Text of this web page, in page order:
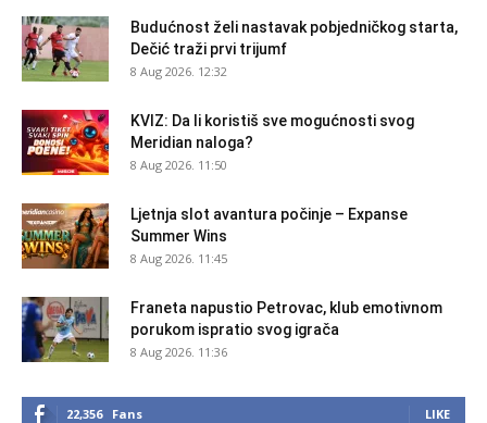
Budućnost želi nastavak pobjedničkog starta,
Dečić traži prvi trijumf
8 Aug 2026. 12:32
KVIZ: Da li koristiš sve mogućnosti svog
Meridian naloga?
8 Aug 2026. 11:50
Ljetnja slot avantura počinje – Expanse
Summer Wins
8 Aug 2026. 11:45
Franeta napustio Petrovac, klub emotivnom
porukom ispratio svog igrača
8 Aug 2026. 11:36
22,356 Fans LIKE